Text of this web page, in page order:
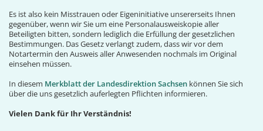
Es ist also kein Misstrauen oder Eigeninitiative unsererseits Ihnen
gegenüber, wenn wir Sie um eine Personalausweiskopie aller
Beteiligten bitten, sondern lediglich die Erfüllung der gesetzlichen
Bestimmungen. Das Gesetz verlangt zudem, dass wir vor dem
Notartermin den Ausweis aller Anwesenden nochmals im Original
einsehen müssen.
In diesem Merkblatt der Landesdirektion Sachsenkönnen Sie sich
über die uns gesetzlich auferlegten Pflichten informieren.
Vielen Dank für Ihr Verständnis!